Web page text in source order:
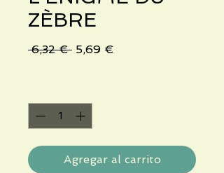
ZÈBRE
6,32 € Precio
5,69 €
Agregar al carrito